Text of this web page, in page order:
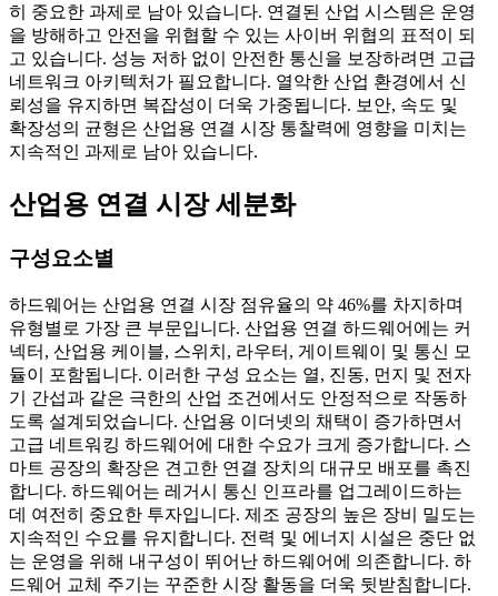
히 중요한 과제로 남아 있습니다. 연결된 산업 시스템은 운영
을 방해하고 안전을 위협할 수 있는 사이버 위협의 표적이 되
고 있습니다. 성능 저하 없이 안전한 통신을 보장하려면 고급
네트워크 아키텍처가 필요합니다. 열악한 산업 환경에서 신
뢰성을 유지하면 복잡성이 더욱 가중됩니다. 보안, 속도 및
확장성의 균형은 산업용 연결 시장 통찰력에 영향을 미치는
지속적인 과제로 남아 있습니다.
산업용 연결 시장 세분화
구성요소별
하드웨어는 산업용 연결 시장 점유율의 약 46%를 차지하며
유형별로 가장 큰 부문입니다. 산업용 연결 하드웨어에는 커
넥터, 산업용 케이블, 스위치, 라우터, 게이트웨이 및 통신 모
듈이 포함됩니다. 이러한 구성 요소는 열, 진동, 먼지 및 전자
기 간섭과 같은 극한의 산업 조건에서도 안정적으로 작동하
도록 설계되었습니다. 산업용 이더넷의 채택이 증가하면서
고급 네트워킹 하드웨어에 대한 수요가 크게 증가합니다. 스
마트 공장의 확장은 견고한 연결 장치의 대규모 배포를 촉진
합니다. 하드웨어는 레거시 통신 인프라를 업그레이드하는
데 여전히 중요한 투자입니다. 제조 공장의 높은 장비 밀도는
지속적인 수요를 유지합니다. 전력 및 에너지 시설은 중단 없
는 운영을 위해 내구성이 뛰어난 하드웨어에 의존합니다. 하
드웨어 교체 주기는 꾸준한 시장 활동을 더욱 뒷받침합니다.